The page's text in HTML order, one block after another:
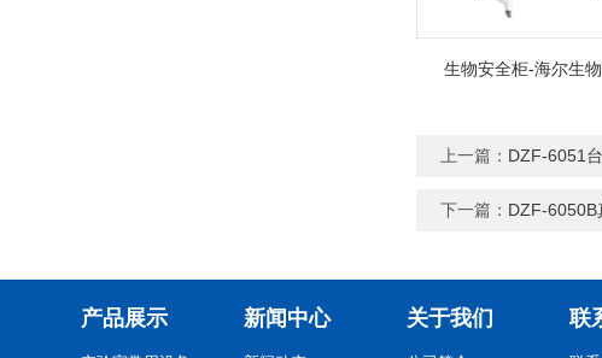
生物安全柜-海尔生
上一篇： DZF-6051
下一篇： DZF-6050B
产品展示 新闻中心 关于我们 联